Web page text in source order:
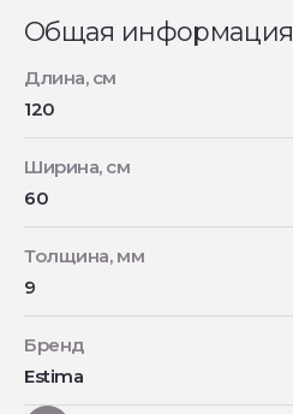
Общая информация
Длина, см
120
Ширина, см
60
Толщина, мм
9
Бренд
Estima